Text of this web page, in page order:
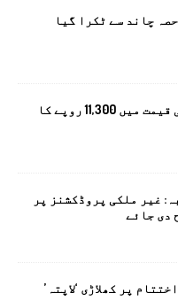
چاند سے ٹکرا گیا
پاکستان میں سونے کی قیمت میں 11,300 روپے کا
غیر ملکی پروڈکشنز پر
دی جائے
پر کھلاڑی ‘لاپتہ’